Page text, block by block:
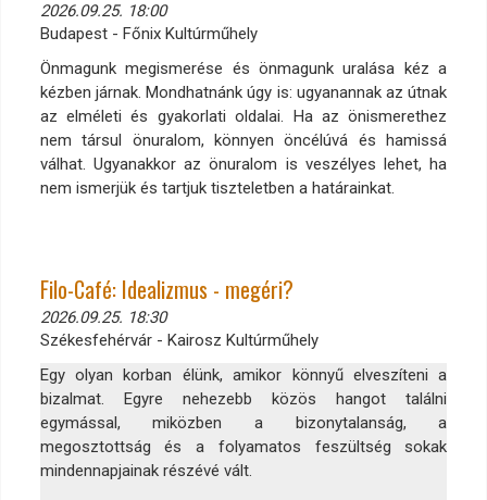
2026.09.25. 18:00
Budapest - Főnix Kultúrműhely
Önmagunk megismerése és önmagunk uralása kéz a
kézben járnak. Mondhatnánk úgy is: ugyanannak az útnak
az elméleti és gyakorlati oldalai. Ha az önismerethez
nem társul önuralom, könnyen öncélúvá és hamissá
válhat. Ugyanakkor az önuralom is veszélyes lehet, ha
nem ismerjük és tartjuk tiszteletben a határainkat.
Filo-Café: Idealizmus - megéri?
2026.09.25. 18:30
Székesfehérvár - Kairosz Kultúrműhely
Egy olyan korban élünk, amikor könnyű elveszíteni a
bizalmat. Egyre nehezebb közös hangot találni
egymással, miközben a bizonytalanság, a
megosztottság és a folyamatos feszültség sokak
mindennapjainak részévé vált.